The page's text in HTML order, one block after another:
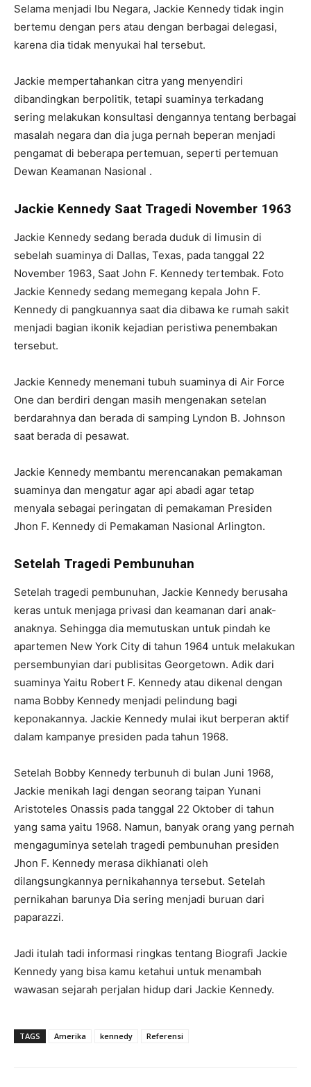
Selama menjadi Ibu Negara, Jackie Kennedy tidak ingin
bertemu dengan pers atau dengan berbagai delegasi,
karena dia tidak menyukai hal tersebut.
Jackie mempertahankan citra yang menyendiri
dibandingkan berpolitik, tetapi suaminya terkadang
sering melakukan konsultasi dengannya tentang berbagai
masalah negara dan dia juga pernah beperan menjadi
pengamat di beberapa pertemuan, seperti pertemuan
Dewan Keamanan Nasional .
Jackie Kennedy Saat Tragedi November 1963
Jackie Kennedy sedang berada duduk di limusin di
sebelah suaminya di Dallas, Texas, pada tanggal 22
November 1963, Saat John F. Kennedy tertembak. Foto
Jackie Kennedy sedang memegang kepala John F.
Kennedy di pangkuannya saat dia dibawa ke rumah sakit
menjadi bagian ikonik kejadian peristiwa penembakan
tersebut.
Jackie Kennedy menemani tubuh suaminya di Air Force
One dan berdiri dengan masih mengenakan setelan
berdarahnya dan berada di samping Lyndon B. Johnson
saat berada di pesawat.
Jackie Kennedy membantu merencanakan pemakaman
suaminya dan mengatur agar api abadi agar tetap
menyala sebagai peringatan di pemakaman Presiden
Jhon F. Kennedy di Pemakaman Nasional Arlington.
Setelah Tragedi Pembunuhan
Setelah tragedi pembunuhan, Jackie Kennedy berusaha
keras untuk menjaga privasi dan keamanan dari anak-
anaknya. Sehingga dia memutuskan untuk pindah ke
apartemen New York City di tahun 1964 untuk melakukan
persembunyian dari publisitas Georgetown. Adik dari
suaminya Yaitu Robert F. Kennedy atau dikenal dengan
nama Bobby Kennedy menjadi pelindung bagi
keponakannya. Jackie Kennedy mulai ikut berperan aktif
dalam kampanye presiden pada tahun 1968.
Setelah Bobby Kennedy terbunuh di bulan Juni 1968,
Jackie menikah lagi dengan seorang taipan Yunani
Aristoteles Onassis pada tanggal 22 Oktober di tahun
yang sama yaitu 1968. Namun, banyak orang yang pernah
mengaguminya setelah tragedi pembunuhan presiden
Jhon F. Kennedy merasa dikhianati oleh
dilangsungkannya pernikahannya tersebut. Setelah
pernikahan barunya Dia sering menjadi buruan dari
paparazzi.
Jadi itulah tadi informasi ringkas tentang Biografi Jackie
Kennedy yang bisa kamu ketahui untuk menambah
wawasan sejarah perjalan hidup dari Jackie Kennedy.
TAGS Amerika kennedy Referensi